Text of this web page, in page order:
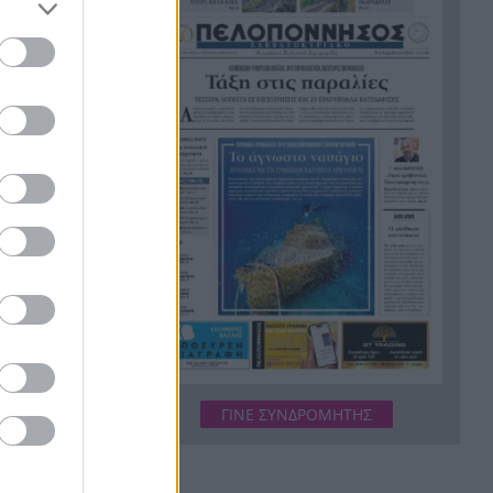
17:43
Κιλκίς: Φωτιά, επιχειρούν τρία
αεροσκάφη, 28 πυροσβέστες,
εθελοντές και 9 οχήματα
17:38 Αντόνιο Μπαντέρας: Γιατί
άφησε το Χόλιγουντ και
επέστρεψε στη Μάλαγα
17:34
Τραγωδία, ανασύρθηκε νεκρός
43χρονος από τη θάλασσα
ανάμεσα σε Αγκίστρι και
Αίγινα
17:29 Άντι Μπέρναμ: Η συγκινητική
εξομολόγηση για τον πατέρα
Αλτσχάιμερ
ΓΙΝΕ ΣΥΝΔΡΟΜΗΤΗΣ